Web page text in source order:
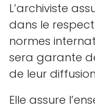
L’archiviste
dans le
normes
sera garante
de leur
Elle assure